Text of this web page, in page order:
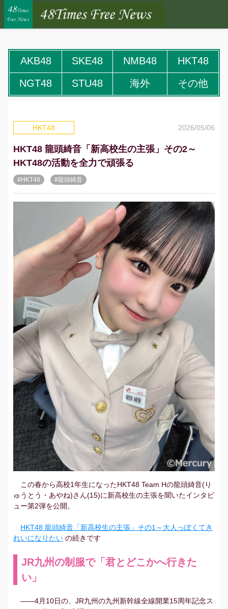
AKB48 SKE48 NMB48
HKT48
NGT48
STU48 海外 その他
HKT48 2026/05/06
HKT48 龍頭綺音「新高校生の主張」その2～
HKT48の活動を全力で頑張る
#HKT48 #龍頭綺音
この春から高校1年生になったHKT48 Team Hの龍頭綺音(り
ゅうとう・あやね)さん(15)に新高校生の主張を聞いたインタビ
ュー第2弾を公開。
HKT48 龍頭綺音「新高校生の主張」その1～大人っぽくてき
れいになりたい の続きです
JR九州の制服で「君とどこかへ行きた
い」
――4月10日の、JR九州の九州新幹線全線開業15周年記念ス